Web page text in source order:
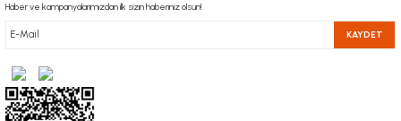
Haber ve kampanyalarımızdan ilk sizin haberiniz olsun!
KAYDET